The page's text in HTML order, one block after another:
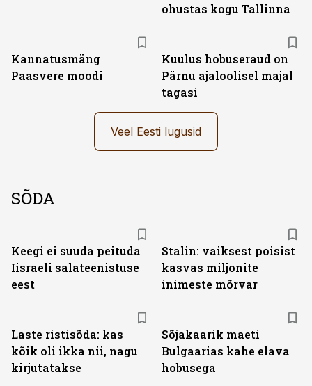
ohustas kogu Tallinna
Kannatusmäng
Paasvere moodi
Kuulus hobuseraud on
Pärnu ajaloolisel majal
tagasi
Veel Eesti lugusid
SÕDA
Keegi ei suuda peituda
Iisraeli salateenistuse
eest
Stalin: vaiksest poisist
kasvas miljonite
inimeste mõrvar
Laste ristisõda: kas
kõik oli ikka nii, nagu
kirjutatakse
Sõjakaarik maeti
Bulgaarias kahe elava
hobusega